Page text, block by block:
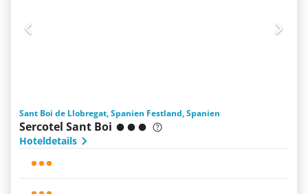
Sant Boi de Llobregat, Spanien Festland, Spanien
Sercotel Sant Boi
Hoteldetails